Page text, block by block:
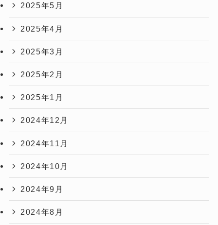
2025年5月
2025年4月
2025年3月
2025年2月
2025年1月
2024年12月
2024年11月
2024年10月
2024年9月
2024年8月